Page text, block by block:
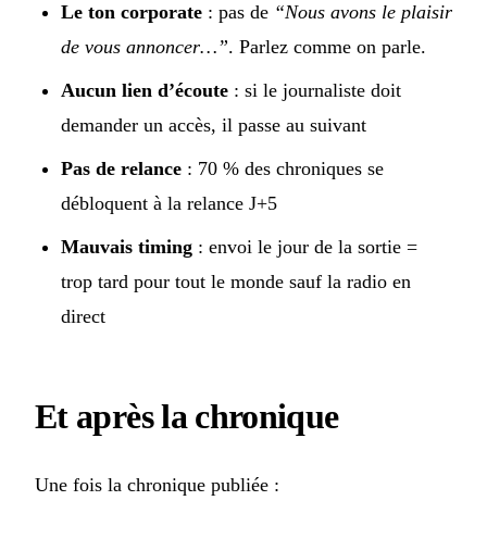
Le ton corporate : pas de “Nous avons le plaisir
de vous annoncer…”. Parlez comme on parle.
Aucun lien d’écoute : si le journaliste doit
demander un accès, il passe au suivant
Pas de relance : 70 % des chroniques se
débloquent à la relance J+5
Mauvais timing : envoi le jour de la sortie =
trop tard pour tout le monde sauf la radio en
direct
Et après la chronique
Une fois la chronique publiée :